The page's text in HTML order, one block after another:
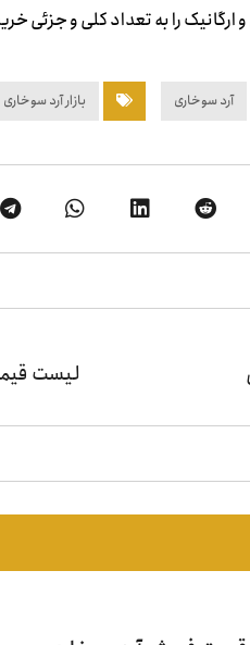
را به تعداد کلی و جزئی
آرد سوخاری بازار آرد سوخاری
لیست